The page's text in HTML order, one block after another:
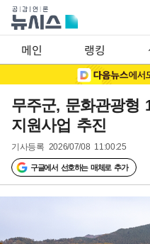
메인 랭킹
무주군, 문화관광형
지원사업 추진
기사등록 2026/07/08 11:00:25
구글에서 선호하는 매체로 추가